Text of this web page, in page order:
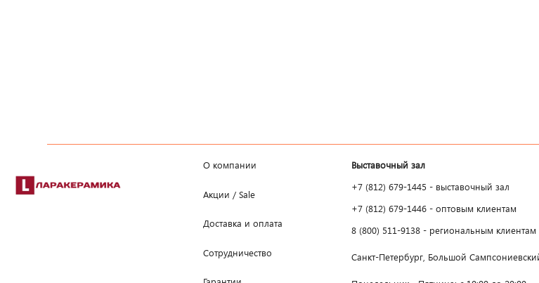
О компании
Акции / Sale
Доставка и оплата
Сотрудничество
Выставочный зал
+7 (812) 679-1445 - выставочный зал
+7 (812) 679-1446 - оптовым клиентам
8 (800) 511-9138 - региональным клиентам
Санкт-Петербург, Большой